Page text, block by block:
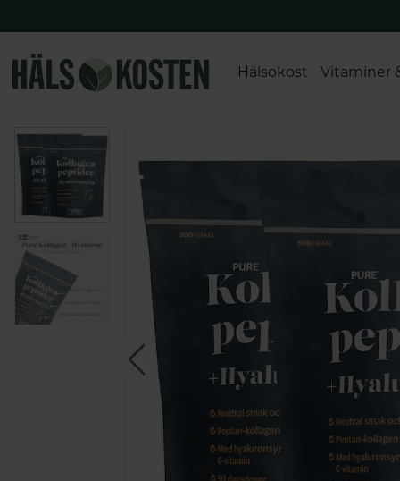
Hälsokost Vitaminer